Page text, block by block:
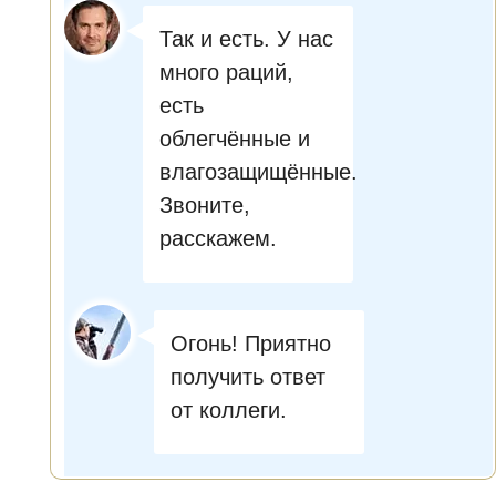
Так и есть. У нас
много раций,
есть
облегчённые и
влагозащищённые.
Звоните,
расскажем.
Огонь! Приятно
получить ответ
от коллеги.